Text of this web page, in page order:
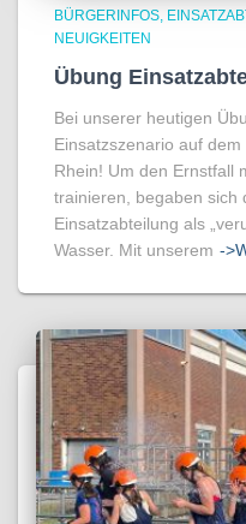
BÜRGERINFOS
NEUIGKEITEN
Übung
Bei unserer heutigen
Einsatzszenario auf
Rhein! Um den Ernstfall
trainieren, begaben sich
Einsatzabteilung als
Wasser. Mit unserem -